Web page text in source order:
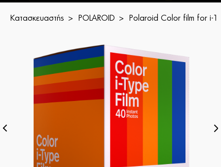
Κατασκευαστής POLAROID Polaroid Color film for i-